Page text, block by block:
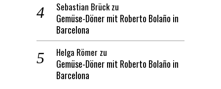
Sebastian Brückzu
Gemüse-Döner mit Roberto Bolaño in
Barcelona
Helga Römer zu
Gemüse-Döner mit Roberto Bolaño in
Barcelona